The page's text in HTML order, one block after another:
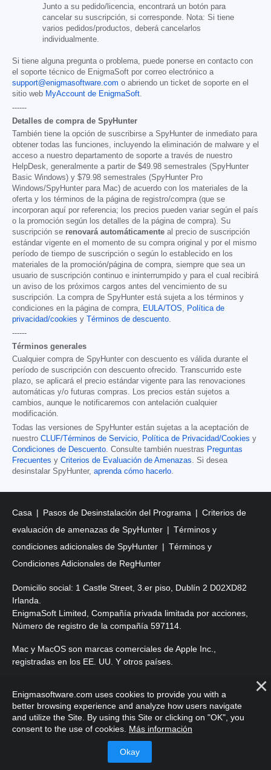
Junto a su pedido/licencia, encontrará un botón para
cancelar su suscripción, si corresponde. Nota: Si tiene
varios pedidos/productos, deberá cancelarlos
individualmente.
Si tiene alguna pregunta o problema, puede ponerse en contacto con
el soporte técnico de EnigmaSoft por correo electrónico a
support@enigmasoftware.com o abriendo un ticket de soporte en el
sitio web MyAccount de EnigmaSoft
------
Detalles de compra de SpyHunter
También tiene la opción de suscribirse a SpyHunter de inmediato para
obtener todas las funciones, incluyendo la eliminación de malware y el
acceso a nuestro departamento de soporte a través de nuestro
HelpDesk, generalmente a partir de $49.98 semestrales (SpyHunter
Basic Windows) y $79.98 semestrales (SpyHunter Pro
Windows/SpyHunter para Mac) de acuerdo con los materiales de la
oferta y los términos de la página de registro/compra (que se
incorporan aquí por referencia; los precios pueden variar según el país
o la promoción según los detalles de la página de compra). Su
suscripción se renovará automáticamente al precio de suscripción
estándar vigente en el momento de su compra original y por el mismo
período de tiempo de suscripción o según lo establecido en los
materiales de la promoción/página de compra, siempre que sea un
usuario de suscripción continuo e ininterrumpido y para el cual recibirá
un aviso de los próximos cargos antes del vencimiento de su
suscripción. La compra de SpyHunter está sujeta a los términos y
condiciones en la página de compra,
EULA/TOS
Política de
privacidad/cookies y Términos de descuento
------
Términos generales
Cualquier compra de SpyHunter con descuento es válida durante el
período de suscripción con descuento ofrecido. Transcurrido este
plazo, se aplicará el precio estándar vigente para las renovaciones
automáticas y/o futuras compras. Los precios están sujetos a
cambios, aunque le notificaremos con antelación cualquier
modificación.
Todas las versiones de SpyHunter están sujetas a la aceptación de
nuestro CLUF/Términos de Servicio Política de Privacidad/Cookies y
Condiciones de Descuento . Consulte también nuestras Preguntas
Frecuentes y Criterios de Evaluación de Amenazas . Si desea
desinstalar SpyHunter, aprenda cómo hacerlo
Casa Pasos de Desinstalación del Programa
Criterios de
evaluación de amenazas de SpyHunter
Términos y
condiciones adicionales de SpyHunter
Términos y
Condiciones Adicionales de RegHunter
Domicilio social: 1 Castle Street, 3.er piso, Dublín 2 D02XD82
Irlanda.
EnigmaSoft Limited, Compañía privada limitada por acciones,
Número de registro de la compañía 597114.
Mac y MacOS son marcas comerciales de Apple Inc.,
registradas en los EE. UU. Y otros países.
reservados.
Enigmasoftware.com uses cookies to provide you with a
better browsing experience and analyze how users navigate
and utilize the Site. By using this Site or clicking on "OK", you
consent to the use of cookies. Más información